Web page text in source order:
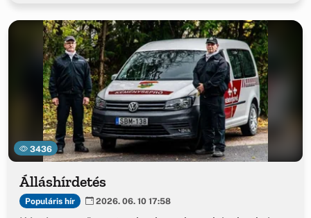
3436
Álláshírdetés
Populáris hír 2026. 06. 10 17:58